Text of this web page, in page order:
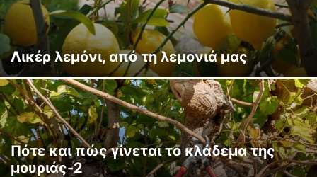
Λικέρ λεμόνι, από τη λεμονιά μας
Πότε και πώς γίνεται το κλάδεμα της
μουριάς-2